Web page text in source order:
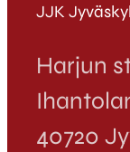
JJK
Harjun
40720